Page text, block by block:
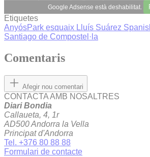
Google Adsense està deshabilitat.
Etiquetes
AnyósPark esquaix Lluís Suárez
Santiago de Compostel·la
Comentaris
Afegir nou comentari
CONTACTA AMB NOSALTRES
Diari Bondia
Callaueta, 4, 1r
AD500 Andorra la Vella
Principat d'Andorra
Tel. +376 80 88 88
Formulari de contacte